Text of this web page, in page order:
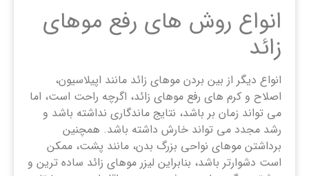
انواع روش ‌های رفع موهای
زائد
انواع دیگر از بین بردن موهای زائد مانند اپیلاسیون،
اصلاح و کرم های رفع موهای زائد، اگرچه راحت است، اما
می تواند زمان بر باشد، نتایج ماندگاری نداشته باشد و
رشد مجدد می تواند خارش داشته باشد. همچنین
برداشتن موهای نواحی بزرگ بدن، مانند پشت، ممکن
است دشوارتر باشد، بنابراین لیزر موهای زائد ساده ترین و